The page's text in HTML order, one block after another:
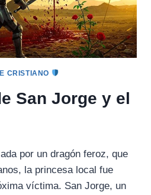
CRISTIANO
San Jorge y el
por un dragón feroz, que
la princesa local fue
víctima. San Jorge, un